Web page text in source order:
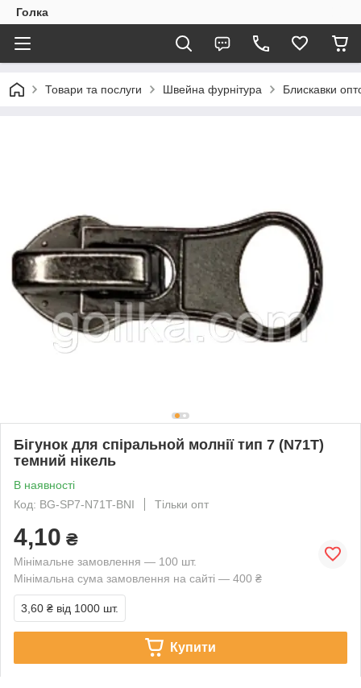
Голка
Товари та послуги Швейна фурнітура Блискавки
Бігунок для спіральной молнії тип 7 (N71T)
темний нікель
В наявності
Код: BG-SP7-N71T-BNI
Тільки опт
4,10 ₴
Мінімальне замовлення — 100 шт.
Мінімальна сума замовлення на сайті — 400 ₴
3,60 ₴ від 1000 шт.
Купити